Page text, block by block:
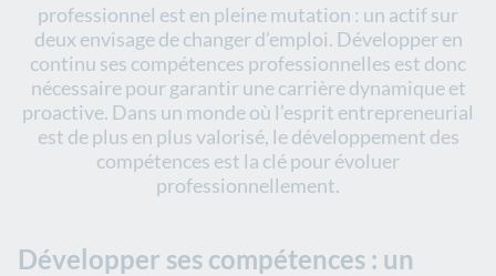
professionnel est en pleine mutation : un actif sur
deux envisage de changer d’emploi. Développer en
continu ses compétences professionnelles est donc
nécessaire pour garantir une carrière dynamique et
proactive. Dans un monde où l’esprit entrepreneurial
est de plus en plus valorisé, le développement des
compétences est la clé pour évoluer
professionnellement.
Développer ses compétences : un